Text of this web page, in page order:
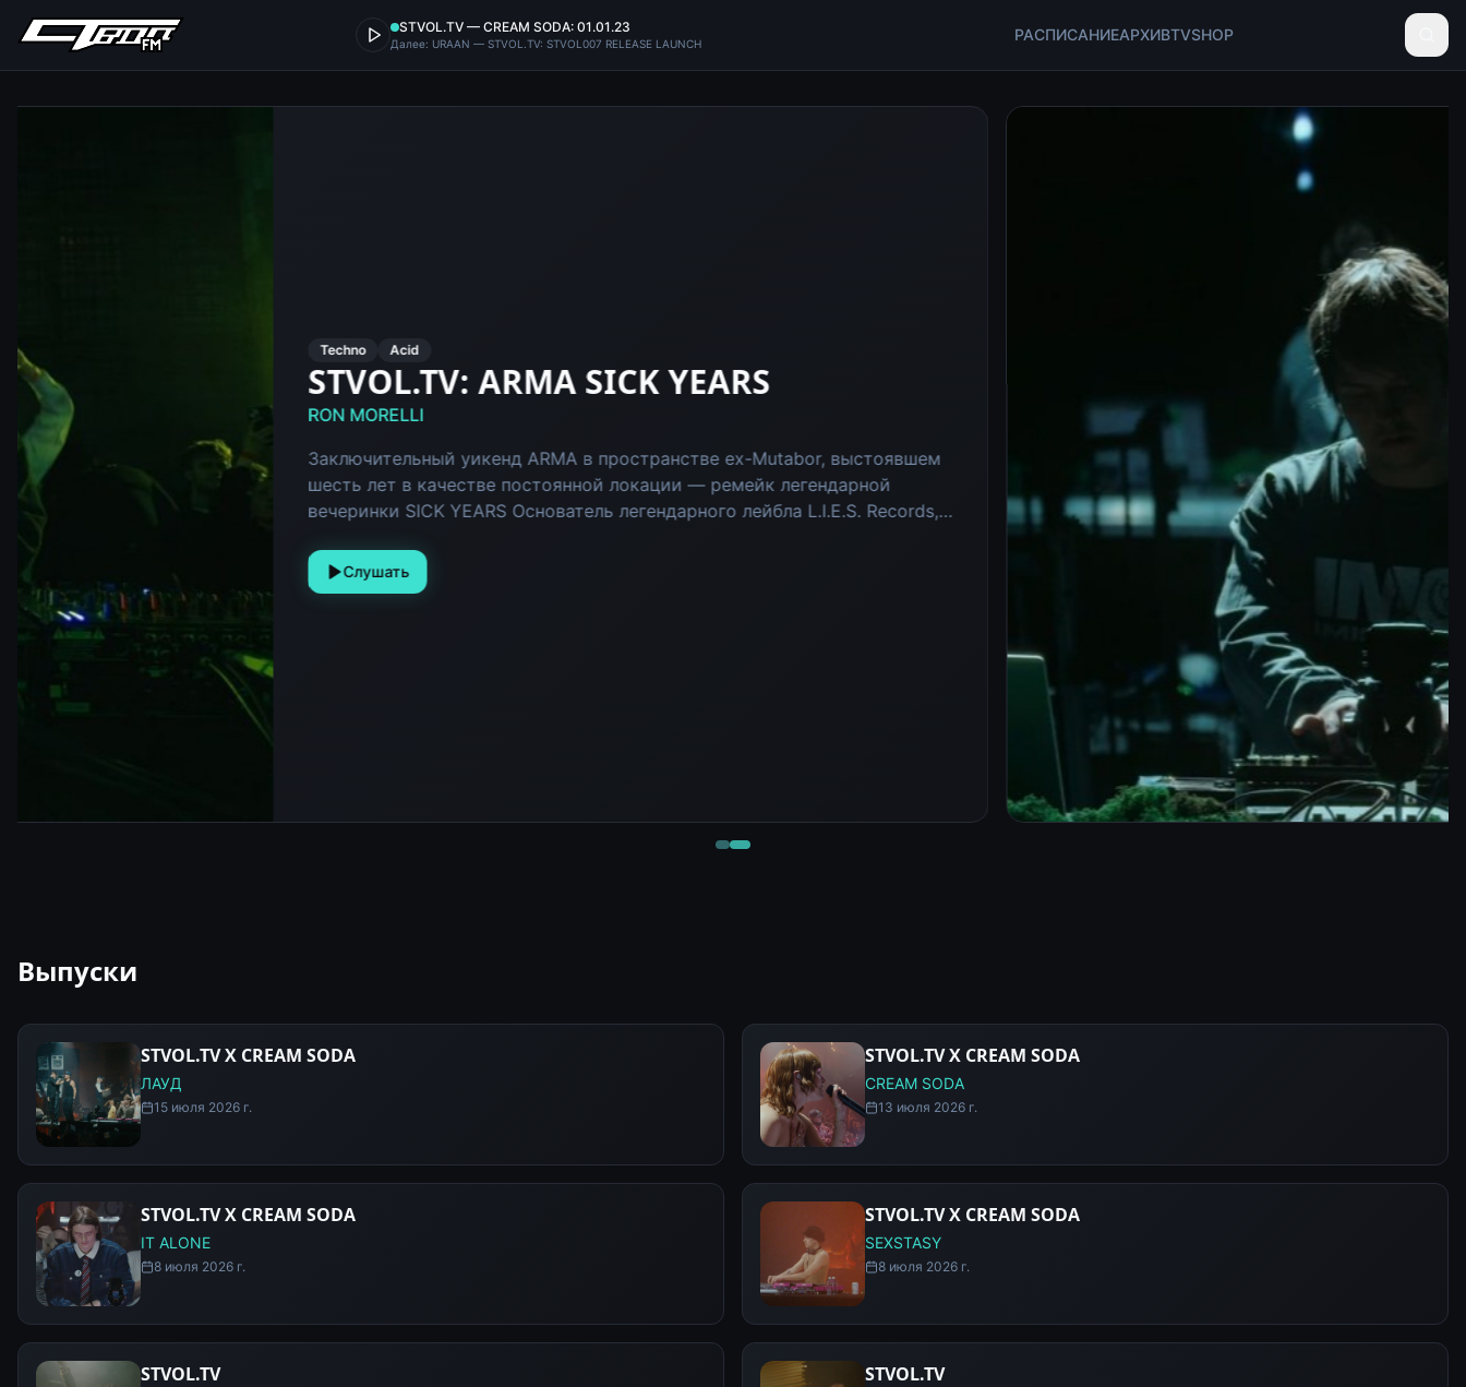
STVOL.TV — CREAM SODA: 01.01.23
Далее: URAAN — STVOL.TV: STVOL007 RELEASE LAUNCH РАСПИСАНИЕАРХИВTVSHOP
STVOL.TV x ГЭС-2 Саундсистем 3
Музыкант, продюсер, сооснователь российской электронной группы
CREAM SODA. Один из директоров лейбла STVOL.
Выпуски
STVOL.TV X CREAM SODA
ЛАУД
15 июля 2026 г.
STVOL.TV X CREAM SODA
CREAM SODA
13 июля 2026 г.
STVOL.TV X CREAM SODA
IT ALONE
8 июля 2026 г.
STVOL.TV X CREAM SODA
SEXSTASY
8 июля 2026 г.
STVOL.TV STVOL.TV